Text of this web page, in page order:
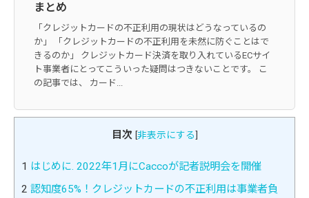
まとめ
「クレジットカードの不正利用の現状はどうなっているの
か」 「クレジットカードの不正利用を未然に防ぐことはで
きるのか」 クレジットカード決済を取り入れているECサイ
ト事業者にとってこういった疑問はつきないことです。 こ
の記事では、 カード...
目次 [非表示にする]
1 はじめに. 2022年1月にCaccoが記者説明会を開催
2 認知度65%！クレジットカードの不正利用は事業者負